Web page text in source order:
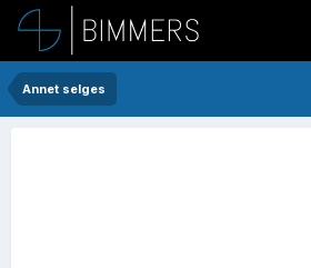
Annet selges